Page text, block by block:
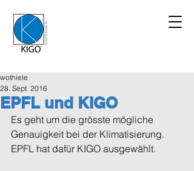
EPFL und KIGO
wothiele
28. Sept. 2016
Es geht um die grösste mögliche
Genauigkeit bei der Klimatisierung.
EPFL hat dafür KIGO ausgewählt.